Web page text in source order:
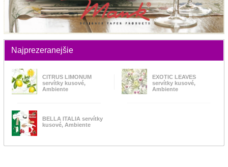
Najprezeranejšie
CITRUS LIMONUM
servítky kusové,
Ambiente
EXOTIC LEAVES
servítky kusové,
Ambiente
BELLA ITALIA servítky
kusové, Ambiente